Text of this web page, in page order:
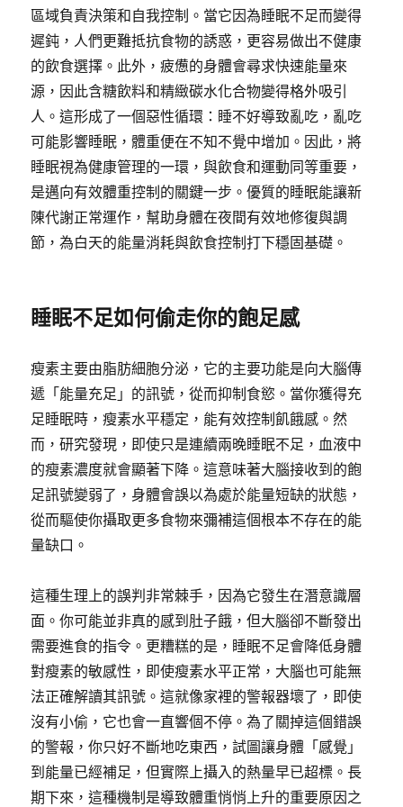
區域負責決策和自我控制。當它因為睡眠不足而變得
遲鈍，人們更難抵抗食物的誘惑，更容易做出不健康
的飲食選擇。此外，疲憊的身體會尋求快速能量來
源，因此含糖飲料和精緻碳水化合物變得格外吸引
人。這形成了一個惡性循環：睡不好導致亂吃，亂吃
可能影響睡眠，體重便在不知不覺中增加。因此，將
睡眠視為健康管理的一環，與飲食和運動同等重要，
是邁向有效體重控制的關鍵一步。優質的睡眠能讓新
陳代謝正常運作，幫助身體在夜間有效地修復與調
節，為白天的能量消耗與飲食控制打下穩固基礎。
睡眠不足如何偷走你的飽足感
瘦素主要由脂肪細胞分泌，它的主要功能是向大腦傳
遞「能量充足」的訊號，從而抑制食慾。當你獲得充
足睡眠時，瘦素水平穩定，能有效控制飢餓感。然
而，研究發現，即使只是連續兩晚睡眠不足，血液中
的瘦素濃度就會顯著下降。這意味著大腦接收到的飽
足訊號變弱了，身體會誤以為處於能量短缺的狀態，
從而驅使你攝取更多食物來彌補這個根本不存在的能
量缺口。
這種生理上的誤判非常棘手，因為它發生在潛意識層
面。你可能並非真的感到肚子餓，但大腦卻不斷發出
需要進食的指令。更糟糕的是，睡眠不足會降低身體
對瘦素的敏感性，即使瘦素水平正常，大腦也可能無
法正確解讀其訊號。這就像家裡的警報器壞了，即使
沒有小偷，它也會一直響個不停。為了關掉這個錯誤
的警報，你只好不斷地吃東西，試圖讓身體「感覺」
到能量已經補足，但實際上攝入的熱量早已超標。長
期下來，這種機制是導致體重悄悄上升的重要原因之